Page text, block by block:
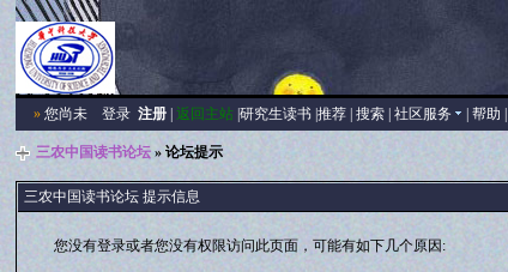
» 您尚未登录 注册 |返回主站 |研究生读书 |推荐 |搜索 |社区服务 |帮助
三农中国读书论坛 » 论坛提示
三农中国读书论坛 提示信息
您没有登录或者您没有权限访问此页面，可能有如下几个原因: